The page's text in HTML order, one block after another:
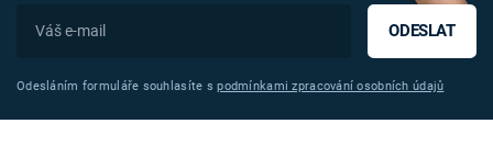
ODESLAT
Odesláním formuláře souhlasíte spodmínkami zpracování osobních údajů